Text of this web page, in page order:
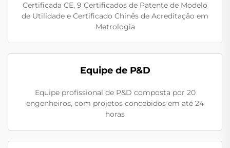
Certificada CE, 9 Certificados de Patente de Modelo
de Utilidade e Certificado Chinês de Acreditação em
Metrologia
Equipe de P&D
Equipe profissional de P&D composta por 20
engenheiros, com projetos concebidos em até 24
horas